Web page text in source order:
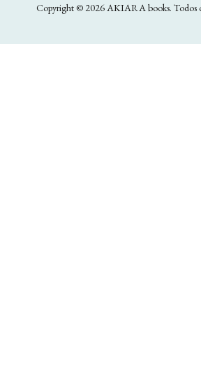
Copyright © 2026 AKIARA books. Todos